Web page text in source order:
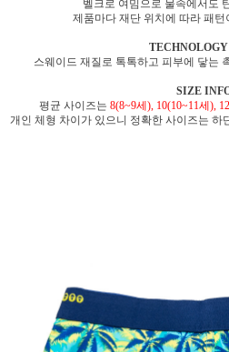
벨크로 여밈으로 물속에서도
제품마다 재단 위치에 따라 패턴
스웨이드 재질로 톡톡하고 피부에 닿는
SIZE
평균 사이즈는 8(8~9세), 10(10~11세),
개인 체형 차이가 있으니 정확한 사이즈는 하